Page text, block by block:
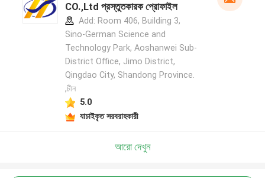
CO.,Ltd প্রস্তুতকারক প্রোফাইল
Add: Room 406, Building 3,
Sino-German Science and
Technology Park, Aoshanwei Sub-
District Office, Jimo District,
Qingdao City, Shandong Province.
,চীন
5.0
যাচাইকৃত সরবরাহকারী
আরো দেখুন